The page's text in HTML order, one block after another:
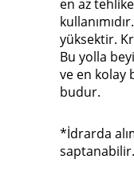
en az
yüksektir.
Bu yolla
ve en kolay
budur.
*İdrarda
saptanabilir.